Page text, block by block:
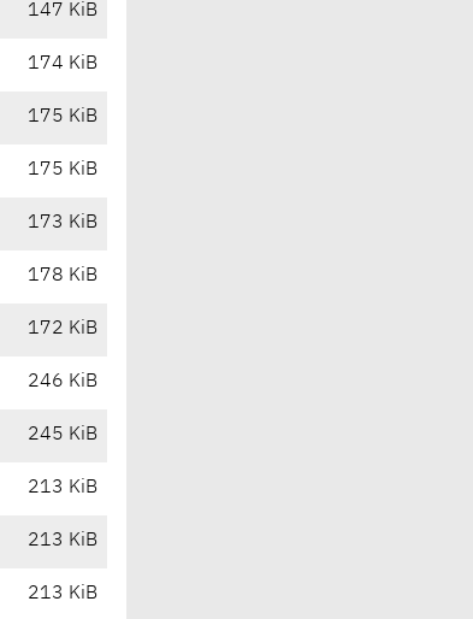
147 KiB
174 KiB
175 KiB
175 KiB
173 KiB
178 KiB
172 KiB
246 KiB
245 KiB
213 KiB
213 KiB
213 KiB